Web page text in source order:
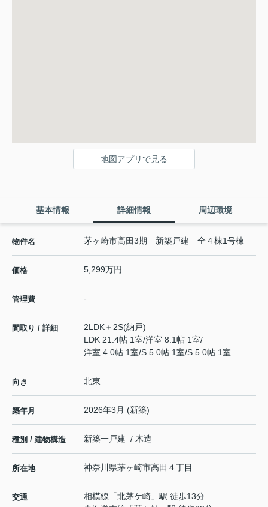
地図アプリで見る
基本情報 詳細情報 周辺環境
物件名 茅ヶ崎市高田3期 新築戸建 全４棟1号棟
価格 5,299万円
管理費 -
間取り / 詳細
2LDK＋2S(納戸)
LDK 21.4帖 1室/洋室 8.1帖 1室/
洋室 4.0帖 1室/S 5.0帖 1室/S 5.0帖 1室
向き 北東
築年月 2026年3月 (新築)
種別 / 建物構造 新築一戸建 / 木造
所在地 神奈川県茅ヶ崎市高田 ４丁目
交通 相模線 「北茅ケ崎 」駅 徒歩13分